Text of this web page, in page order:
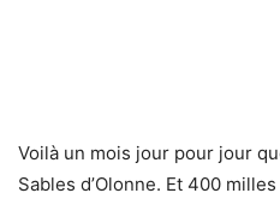
Voilà un mois jour pour jour
Sables d’Olonne. Et 400